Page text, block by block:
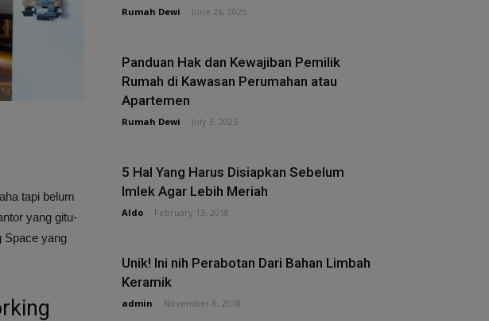
tapi belum
yang gitu-
Space yang
Rumah Dewi June 26, 2025
Panduan Hak dan Kewajiban Pemilik
Rumah di Kawasan Perumahan atau
Apartemen
Rumah Dewi July 3, 2025
5 Hal Yang Harus Disiapkan Sebelum
Imlek Agar Lebih Meriah
Aldo February 13, 2018
Unik! Ini nih Perabotan Dari Bahan Limbah
Keramik
admin November 8, 2018